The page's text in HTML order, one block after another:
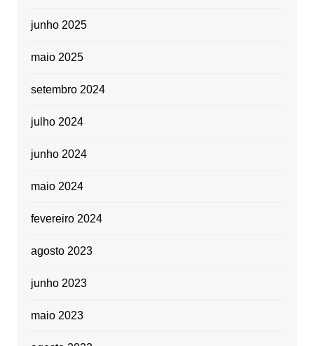
junho 2025
maio 2025
setembro 2024
julho 2024
junho 2024
maio 2024
fevereiro 2024
agosto 2023
junho 2023
maio 2023